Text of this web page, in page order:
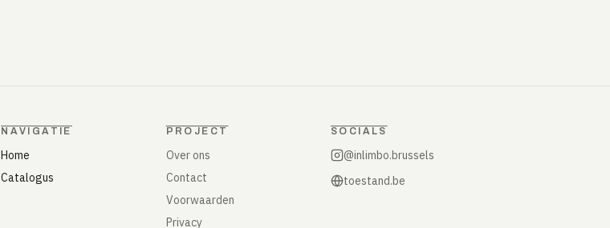
NAVIGATIE
Home
Catalogus
PROJECT
Over ons
Contact
Voorwaarden
Privacy
SOCIALS
@inlimbo.brussels
toestand.be